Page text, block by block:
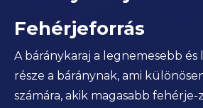
Fehérjeforrás
A báránykaraj a legnemesebb és
része a báránynak, ami
számára, akik magasabb fehérje-